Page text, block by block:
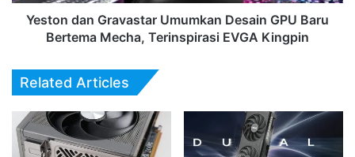
Terinspirasi
Yeston dan Gravastar Umumkan Desain GPU Baru
Bertema Mecha, Terinspirasi EVGA Kingpin
Related Articles